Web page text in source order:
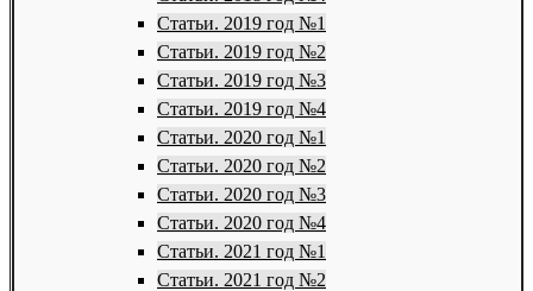
Статьи. 2019 год №1
Статьи. 2019 год №2
Статьи. 2019 год №3
Статьи. 2019 год №4
Статьи. 2020 год №1
Статьи. 2020 год №2
Статьи. 2020 год №3
Статьи. 2020 год №4
Статьи. 2021 год №1
Статьи. 2021 год №2